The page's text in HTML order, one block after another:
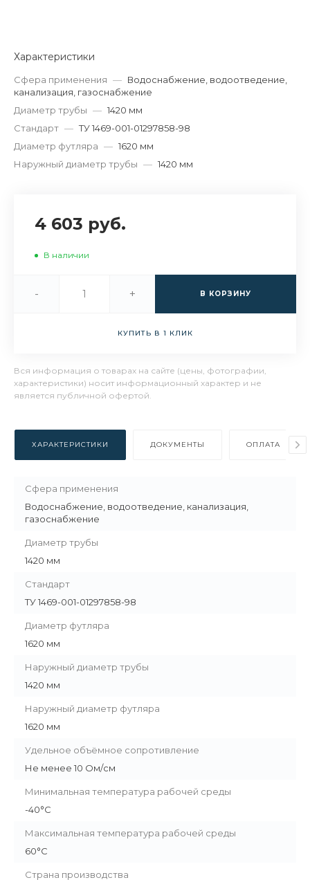
Характеристики
Сфера применения — Водоснабжение, водоотведение,
канализация, газоснабжение
Диаметр трубы — 1420 мм
Стандарт — ТУ 1469-001-01297858-98
Диаметр футляра — 1620 мм
Наружный диаметр трубы — 1420 мм
4 603 руб.
В наличии
- + В КОРЗИНУ
КУПИТЬ В 1 КЛИК
Вся информация о товарах на сайте (цены, фотографии,
характеристики) носит информационный характер и не
является публичной офертой.
ХАРАКТЕРИСТИКИ ДОКУМЕНТЫ ОПЛАТА
Сфера применения
Водоснабжение, водоотведение, канализация,
газоснабжение
Диаметр трубы
1420 мм
Стандарт
ТУ 1469-001-01297858-98
Диаметр футляра
1620 мм
Наружный диаметр трубы
1420 мм
Наружный диаметр футляра
1620 мм
Удельное объёмное сопротивление
Не менее 10 Ом/см
Минимальная температура рабочей среды
-40°С
Максимальная температура рабочей среды
60°С
Страна производства